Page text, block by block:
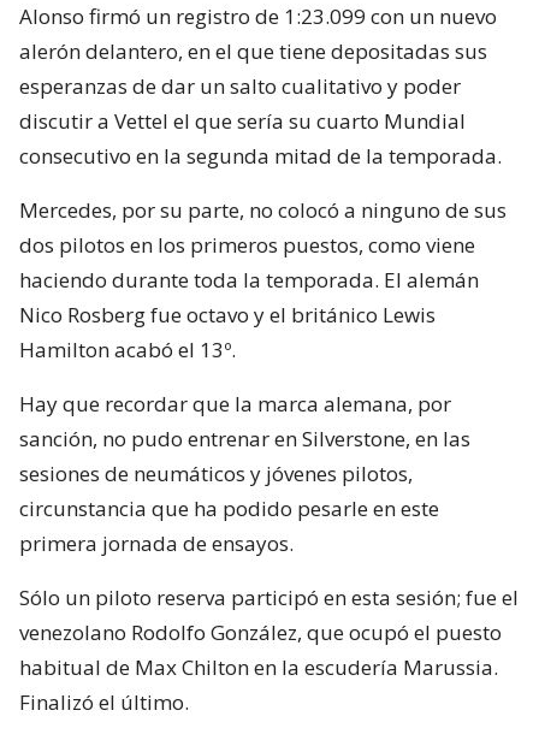
Alonso firmó un registro de 1:23.099 con un nuevo
alerón delantero, en el que tiene depositadas sus
esperanzas de dar un salto cualitativo y poder
discutir a Vettel el que sería su cuarto Mundial
consecutivo en la segunda mitad de la temporada.
Mercedes, por su parte, no colocó a ninguno de sus
dos pilotos en los primeros puestos, como viene
haciendo durante toda la temporada. El alemán
Nico Rosberg fue octavo y el británico Lewis
Hamilton acabó el 13º.
Hay que recordar que la marca alemana, por
sanción, no pudo entrenar en Silverstone, en las
sesiones de neumáticos y jóvenes pilotos,
circunstancia que ha podido pesarle en este
primera jornada de ensayos.
Sólo un piloto reserva participó en esta sesión; fue el
venezolano Rodolfo González, que ocupó el puesto
habitual de Max Chilton en la escudería Marussia.
Finalizó el último.